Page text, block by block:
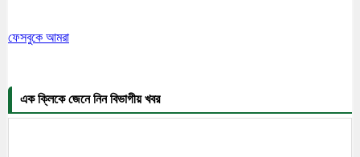
ফেসবুকে আমরা
এক ক্লিকে জেনে নিন বিভাগীয় খবর